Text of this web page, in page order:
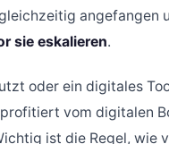
angefangen
sie eskalieren.
oder ein digitales
vom digitalen
ist die Regel, wie